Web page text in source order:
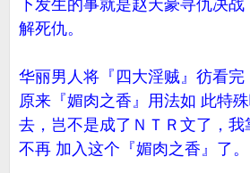
下发生的事就是赵天豪寻仇决
解死仇。
华丽男人将『四大淫贼』彷看完
原来『媚肉之香』用法如 此特
去，岂不是成了ＮＴＲ文了，我
不再 加入这个『媚肉之香』了。